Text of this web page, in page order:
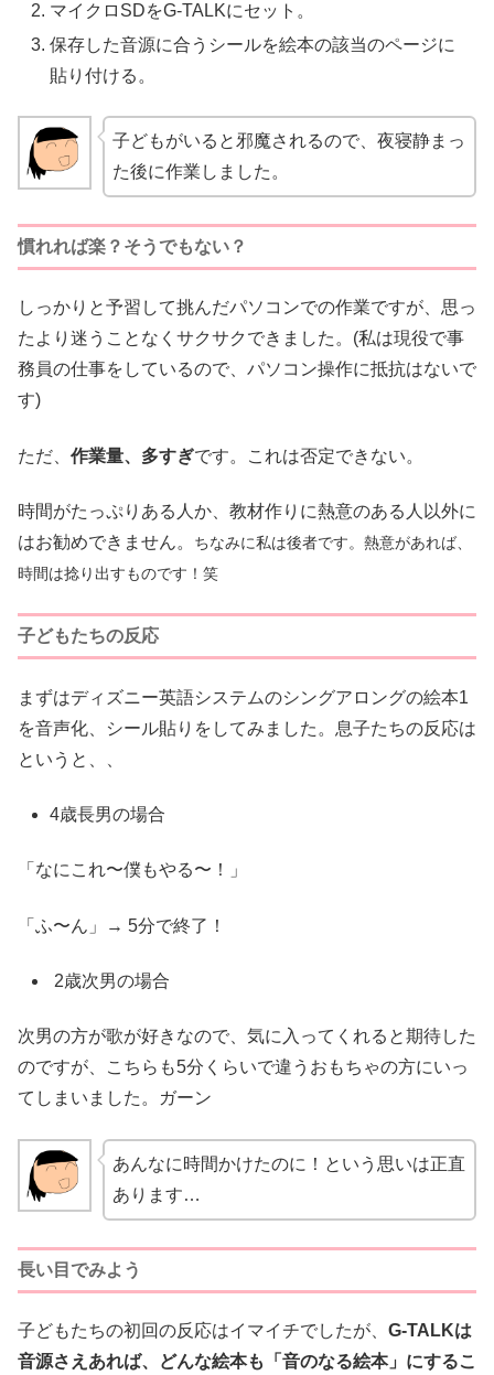
マイクロSDをG-TALKにセット。
保存した音源に合うシールを絵本の該当のページに
貼り付ける。
子どもがいると邪魔されるので、夜寝静まっ
た後に作業しました。
慣れれば楽？そうでもない？
しっかりと予習して挑んだパソコンでの作業ですが、思っ
たより迷うことなくサクサクできました。(私は現役で事
務員の仕事をしているので、パソコン操作に抵抗はないで
す)
ただ、 作業量、多すぎです。これは否定できない。
時間がたっぷりある人か、教材作りに熱意のある人以外に
はお勧めできません。 ちなみに私は後者です。熱意があれば、
時間は捻り出すものです！笑
子どもたちの反応
まずはディズニー英語システムのシングアロングの絵本1
を音声化、シール貼りをしてみました。息子たちの反応は
というと、、
4歳長男の場合
「なにこれ〜僕もやる〜！」
「ふ〜ん」→ 5分で終了！
2歳次男の場合
次男の方が歌が好きなので、気に入ってくれると期待した
のですが、こちらも5分くらいで違うおもちゃの方にいっ
てしまいました。ガーン
あんなに時間かけたのに！という思いは正直
あります…
長い目でみよう
子どもたちの初回の反応はイマイチでしたが、 G-TALKは
音源さえあれば、どんな絵本も「音のなる絵本」にするこ